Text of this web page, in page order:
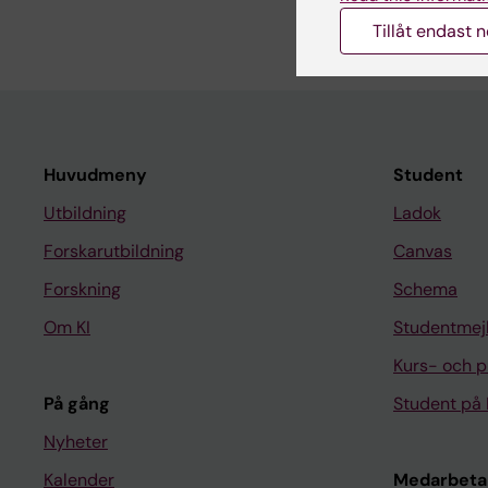
Huvudmeny
Utbildning
Forskarutbildning
Forskning
Om KI
På gång
Nyheter
Kalender
Student
Ladok
Canvas
Schema
Kurs- och
Student på
Tillåt endast